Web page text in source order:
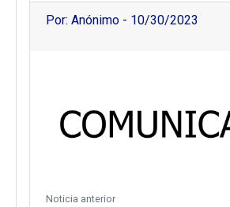
Por: Anónimo - 10/30/2023
Noticia anterior